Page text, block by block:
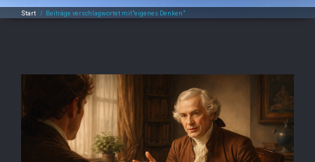
Start / Beiträge verschlagwortet mit"eigenes Denken"